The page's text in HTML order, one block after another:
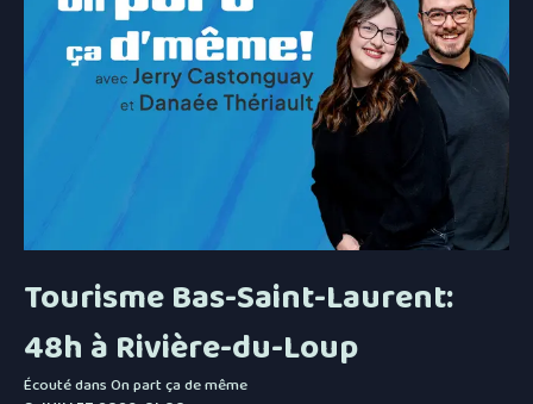
Tourisme Bas-Saint-Laurent:
48h à Rivière-du-Loup
Écouté dansOn part ça de même